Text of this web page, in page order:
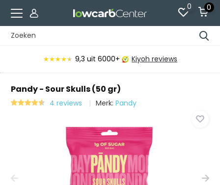
0 0
★★★★★
★★★★★ 9,3 uit 6000+ Kiyoh reviews
Pandy - Sour Skulls (50 gr)
4 reviews Merk:Pandy